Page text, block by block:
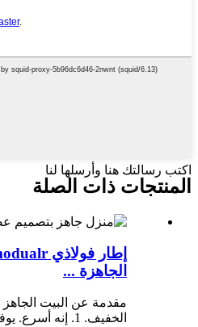
اكتب رسالتك هنا وأرسلها لنا
المنتجات ذات الصلة
الجاهزة ...
مقدمة عن البيت الجاهز